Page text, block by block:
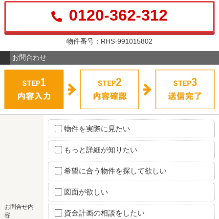
0120-362-312
物件番号：RHS-991015802
お問合わせ
お問合せ内
容
物件を実際に見たい
もっと詳細が知りたい
希望に合う物件を探して欲しい
図面が欲しい
資金計画の相談をしたい